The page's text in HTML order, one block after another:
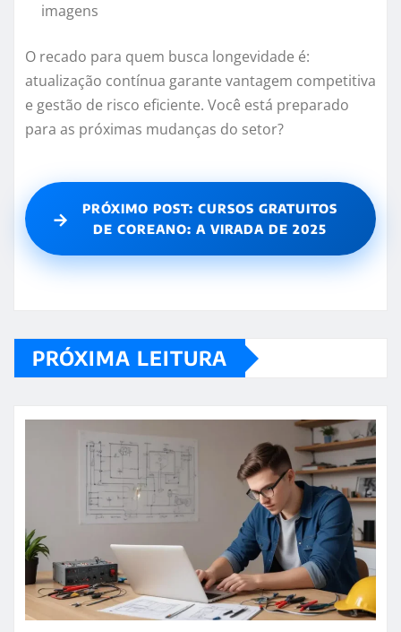
imagens
O recado para quem busca longevidade é:
atualização contínua garante vantagem competitiva
e gestão de risco eficiente. Você está preparado
para as próximas mudanças do setor?
→
PRÓXIMO POST: CURSOS GRATUITOS
DE COREANO: A VIRADA DE 2025
PRÓXIMA LEITURA